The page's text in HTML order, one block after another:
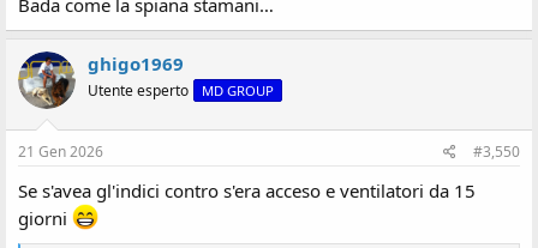
ghigo1969
Utente esperto MD GROUP
21 Gen 2026 #3,550
Se s'avea gl'indici contro s'era acceso e ventilatori da 15
giorni